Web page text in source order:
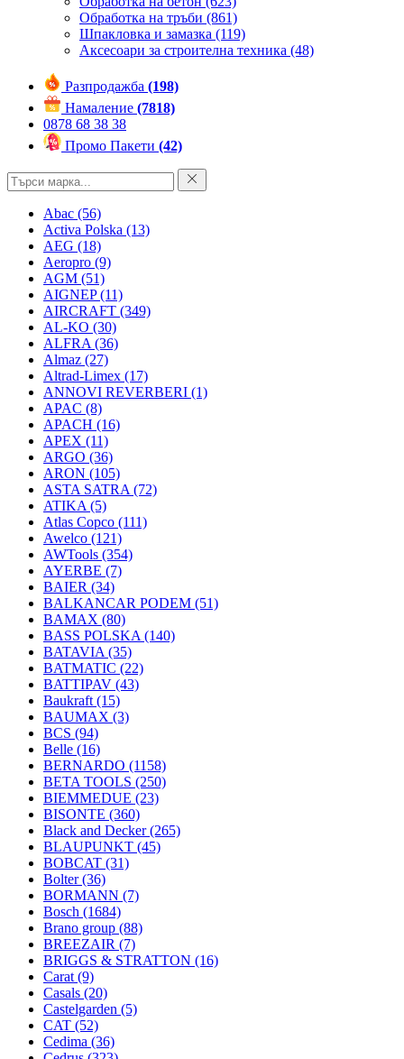
Обработка на тръби (861)
Шпакловка и замазка (119)
Аксесоари за строителна техника (48)
Разпродажба (198)
Намаление (7818)
0878 68 38 38
Промо Пакети (42)
Abac (56)
Activa Polska (13)
AEG (18)
Aeropro (9)
AGM (51)
AIGNEP(11)
AIRCRAFT (349)
AL-KO (30)
ALFRA (36)
Almaz (27)
Altrad-Limex (17)
ANNOVI REVERBERI (1)
APAC (8)
APACH (16)
APEX (11)
ARGO (36)
ARON (105)
ASTA SATRA (72)
ATIKA (5)
Atlas Copco (111)
Awelco (121)
AWTools (354)
AYERBE (7)
BAIER (34)
BALKANCAR PODEM (51)
BAMAX (80)
BASS POLSKA (140)
BATAVIA (35)
BATMATIC (22)
BATTIPAV (43)
Baukraft (15)
BAUMAX (3)
BCS (94)
Belle (16)
BERNARDO (1158)
BETA TOOLS (250)
BIEMMEDUE (23)
BISONTE (360)
Black and Decker(265)
BLAUPUNKT (45)
BOBCAT (31)
Bolter(36)
BORMANN (7)
Bosch (1684)
Brano group (88)
BREEZAIR (7)
BRIGGS & STRATTON (16)
Carat (9)
Casals (20)
Castelgarden (5)
CAT (52)
Cedima (36)